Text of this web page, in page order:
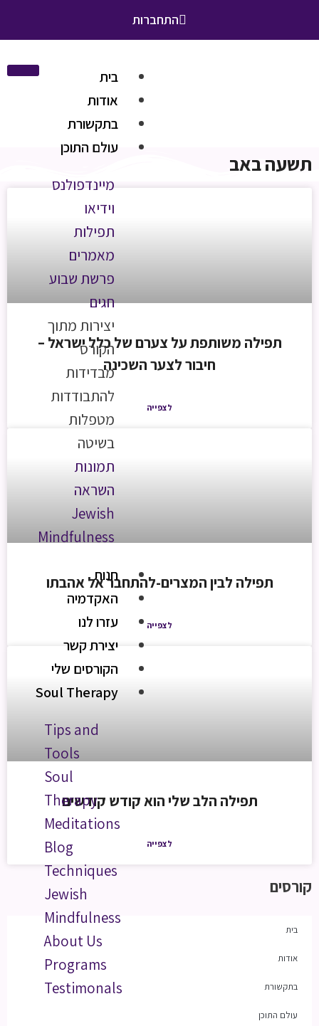
התחברות
בית
אודות
בתקשורת
עולם התוכן
מיינדפולנס
וידיאו
תפילות
מאמרים
פרשת שבוע
חגים
יצירות מתוך
הקורס
מבדידות
להתבודדות
מטפלות
בשיטה
תמונות
השראה
Jewish
Mindfulness
חנות
האקדמיה
עזרו לנו
יצירת קשר
הקורסים שלי
Soul Therapy
Tips and
Tools
Soul
Therapy
Meditations
Blog
Techniques
Jewish
Mindfulness
About Us
Programs
Testimonals
תשעה באב
תפילה משותפת על צערם של כלל ישראל –
חיבור לצער השכינה
לצפייה
תפילה לבין המצרים-להתחבר אל אהבתו
לצפייה
תפילה הלב שלי הוא קודש קודשים
לצפייה
קורסים
בית
אודות
בתקשורת
עולם התוכן